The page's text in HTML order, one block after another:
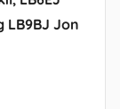
LB9BJ Jon